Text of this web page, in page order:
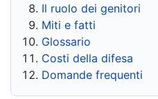
Il ruolo dei genitori
Miti e fatti
Glossario
Costi della difesa
Domande frequenti